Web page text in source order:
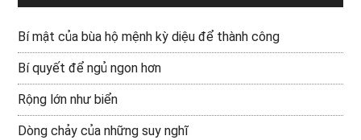
Bí mật của bùa hộ mệnh kỳ diệu để thành công
Bí quyết để ngủ ngon hơn
Rộng lớn như biển
Dòng chảy của những suy nghĩ